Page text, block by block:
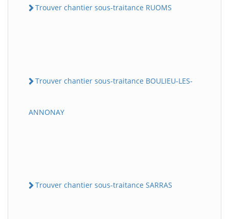
Trouver chantier sous-traitance RUOMS
Trouver chantier sous-traitance BOULIEU-LES-
ANNONAY
Trouver chantier sous-traitance SARRAS